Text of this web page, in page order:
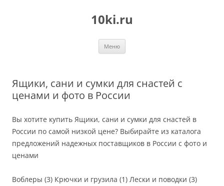
10ki.ru
Меню
Ящики, сани и сумки для снастей с
ценами и фото в России
Вы хотите купить Ящики, сани и сумки для снастей в
России по самой низкой цене? Выбирайте из каталога
предложений надежных поставщиков в России с фото и
ценами
Воблеры (3) Крючки и грузила (1) Лески и поводки (3)